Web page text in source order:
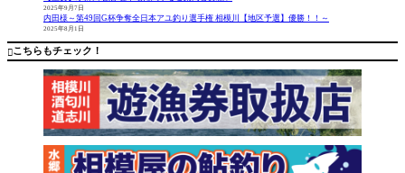
2025年9月7日
内田様～第49回G杯争奪全日本アユ釣り選手権 相模川【地区予選】優勝！！～
2025年8月1日
こちらもチェック！
RDURA M
A-1ジャケ
ります。
撥水加
工。
サングラ
スの着用